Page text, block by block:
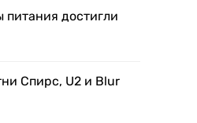
достигли
Спирс, U2 и Blur